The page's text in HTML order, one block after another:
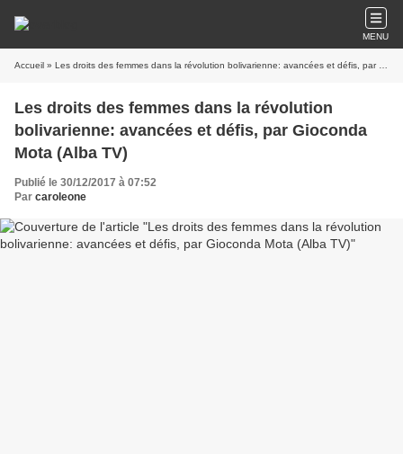
MENU
Accueil » Les droits des femmes dans la révolution bolivarienne: avancées et défis, par Gioconda Mota (Alba TV)
Les droits des femmes dans la révolution
bolivarienne: avancées et défis, par Gioconda
Mota (Alba TV)
Publié le 30/12/2017 à 07:52
Par caroleone